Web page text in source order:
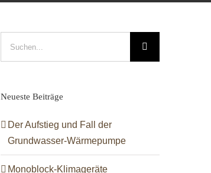
Neueste Beiträge
Der Aufstieg und Fall der
Grundwasser-Wärmepumpe
Monoblock-Klimageräte